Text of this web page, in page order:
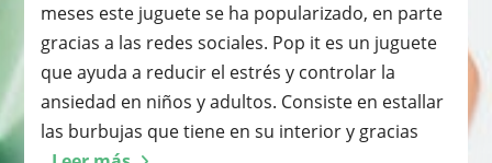
meses este juguete se ha popularizado, en parte
gracias a las redes sociales. Pop it es un juguete
que ayuda a reducir el estrés y controlar la
ansiedad en niños y adultos. Consiste en estallar
las burbujas que tiene en su interior y gracias